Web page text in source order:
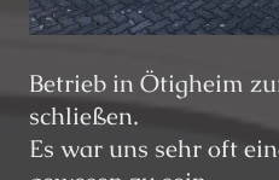
Betrieb in Ötigheim
schließen.
Es war uns sehr oft